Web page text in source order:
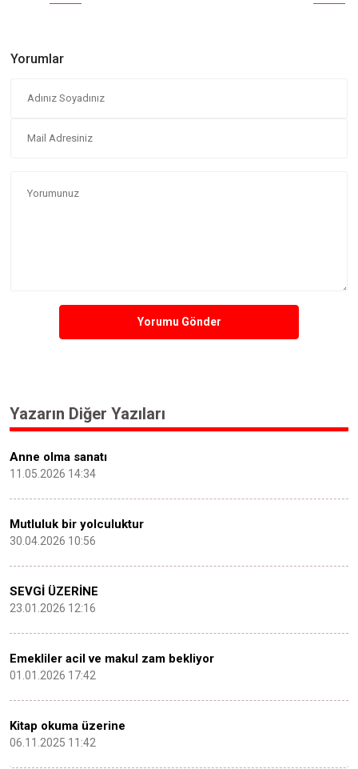
Yorumlar
Yorumu Gönder
Yazarın Diğer Yazıları
Anne olma sanatı
11.05.2026 14:34
Mutluluk bir yolculuktur
30.04.2026 10:56
SEVGİ ÜZERİNE
23.01.2026 12:16
Emekliler acil ve makul zam bekliyor
01.01.2026 17:42
Kitap okuma üzerine
06.11.2025 11:42